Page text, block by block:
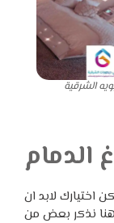
الشرقية
الدمام
اختيارك لابد ان
نذكر بعض من